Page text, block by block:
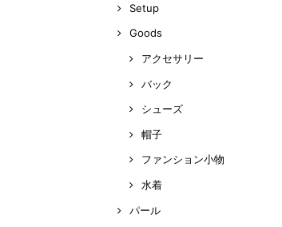
Setup
Goods
アクセサリー
バック
シューズ
帽子
ファンション小物
水着
パール